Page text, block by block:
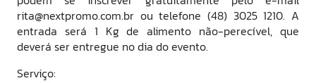
rita@nextpromo.com.br ou telefone (48) 3025 1210. A
entrada será 1 Kg de alimento não-perecível, que
deverá ser entregue no dia do evento.
Serviço: